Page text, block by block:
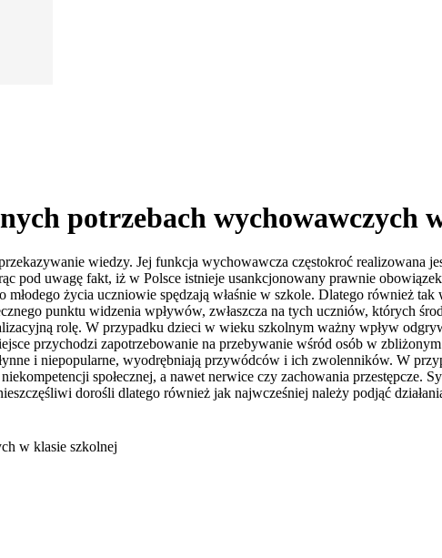
potrzebach wychowawczych
wiedzy. Jej funkcja wychowawcza częstokroć realizowana
pod uwagę fakt, iż w Polsce istnieje usankcjonowany prawnie
młodego życia uczniowie spędzają właśnie w szkole. Dlatego również
punktu widzenia wpływów, zwłaszcza na tych uczniów, których
rolę. W przypadku dzieci w wieku szkolnym ważny wpływ
przychodzi zapotrzebowanie na przebywanie wśród osób w
i niepopularne, wyodrębniają przywódców i ich zwolenników. W
społecznej, a nawet nerwice czy zachowania przestępcze.
dorośli dlatego również jak najwcześniej należy podjąć
w klasie szkolnej